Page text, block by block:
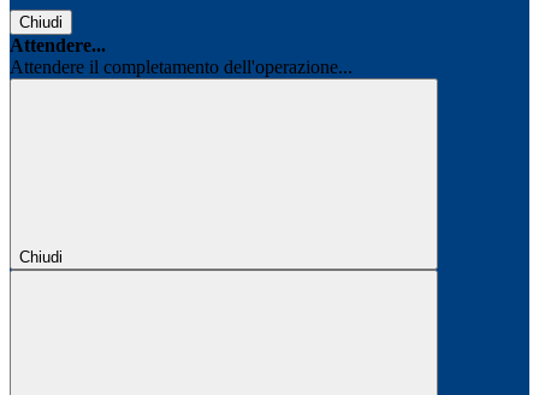
Chiudi
Attendere...
Attendere il completamento dell'operazione...
Chiudi